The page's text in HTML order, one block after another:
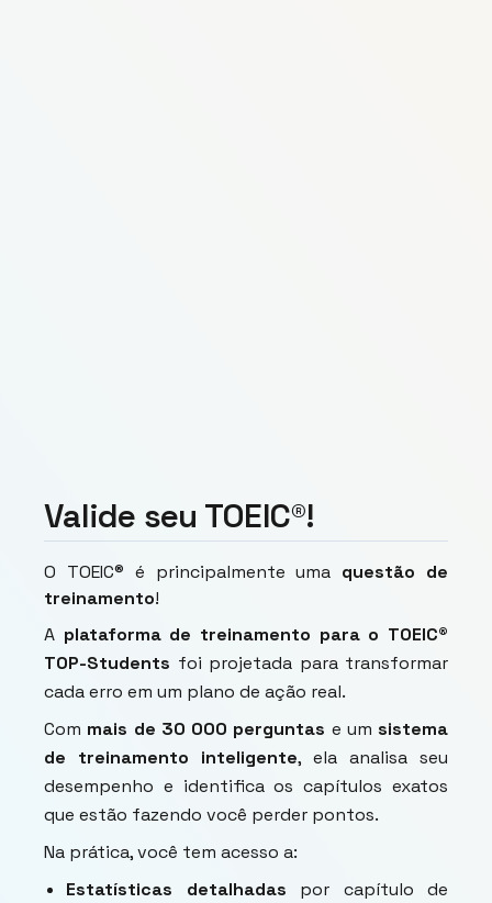
Valide seu TOEIC®!
O TOEIC® é principalmente uma questão de
treinamento!
A plataforma de treinamento para o TOEIC®
TOP-Students foi projetada para transformar
cada erro em um plano de ação real.
Com mais de 30 000 perguntas e um sistema
de treinamento inteligente, ela analisa seu
desempenho e identifica os capítulos exatos
que estão fazendo você perder pontos.
Na prática, você tem acesso a:
Estatísticas detalhadas por capítulo de